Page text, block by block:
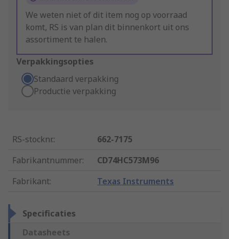
We weten niet of dit item nog op voorraad
komt, RS is van plan dit binnenkort uit ons
assortiment te halen.
Verpakkingsopties
Standaard verpakking
Productie verpakking
RS-stocknr.:
662-7175
Fabrikantnummer:
CD74HC573M96
Fabrikant: Texas Instruments
Specificaties
Datasheets